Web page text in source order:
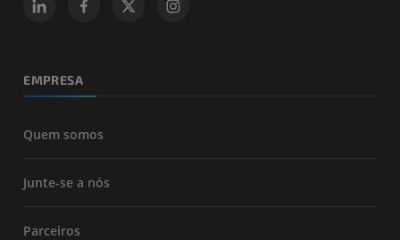
EMPRESA
Quem somos
Junte-se a nós
Parceiros